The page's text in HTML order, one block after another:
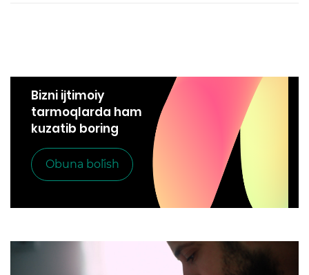
Bizni ijtimoiy
tarmoqlarda ham
kuzatib boring
Obuna bo`lish